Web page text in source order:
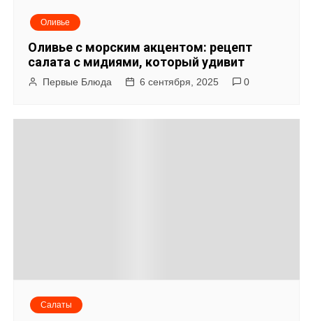
Оливье
Оливье с морским акцентом: рецепт
салата с мидиями, который удивит
Первые Блюда 6 сентября, 2025 0
Салаты